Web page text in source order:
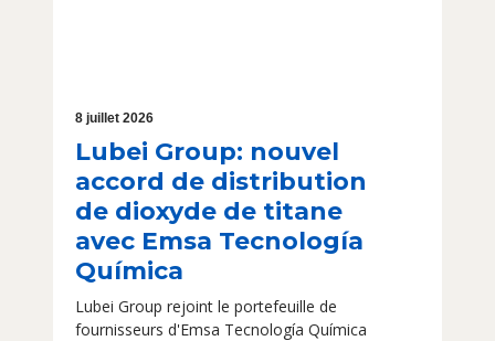
8 juillet 2026
Lubei Group: nouvel
accord de distribution
de dioxyde de titane
avec Emsa Tecnología
Química
Lubei Group rejoint le portefeuille de
fournisseurs d'Emsa Tecnología Química